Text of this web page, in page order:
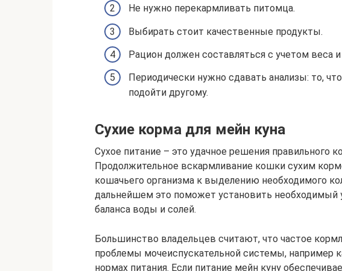
Не нужно перекармливать питомца.
Выбирать стоит качественные продукты.
Рацион должен составляться с учетом веса и
Периодически нужно сдавать анализы: то,
подойти другому.
Сухие корма для мейн куна
Сухое питание – это удачное решения правильного
Продолжительное вскармливание кошки сухим
кошачьего организма к выделению необходимого
дальнейшем это поможет установить необходимый
баланса воды и солей.
Большинство владельцев считают, что частое
проблемы мочеиспускательной системы, например
нормах питания. Если питание мейн куну